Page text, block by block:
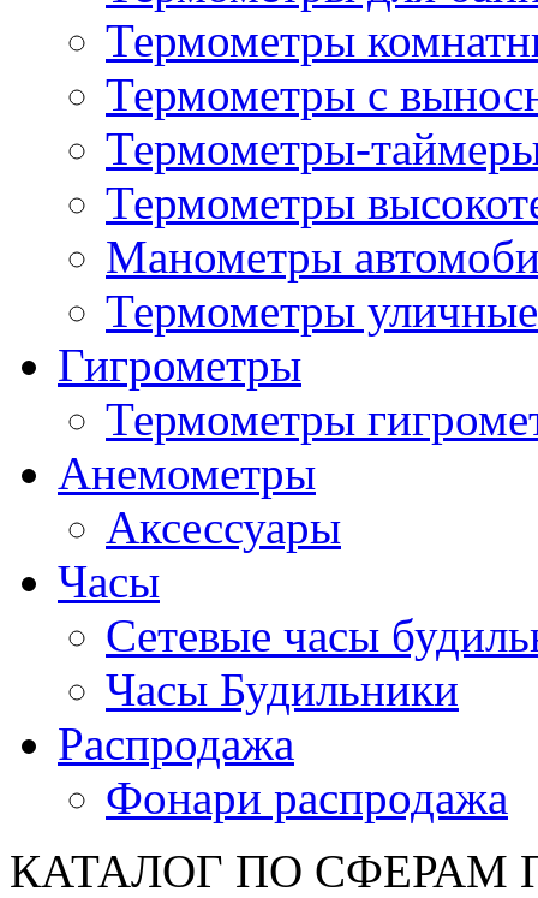
Термометры
Термометры с
Термометры-
Термометры
Манометры
Термометры уличные
Гигрометры
Термометры
Анемометры
Аксессуары
Часы
Сетевые часы
Часы Будильники
Распродажа
Фонари распродажа
КАТАЛОГ ПО СФЕРАМ